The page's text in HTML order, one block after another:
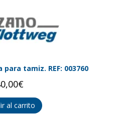
tamiz. REF: 003760
€
al carrito